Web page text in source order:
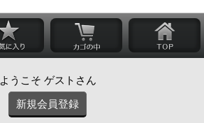
ようこそ ゲストさん
新規会員登録